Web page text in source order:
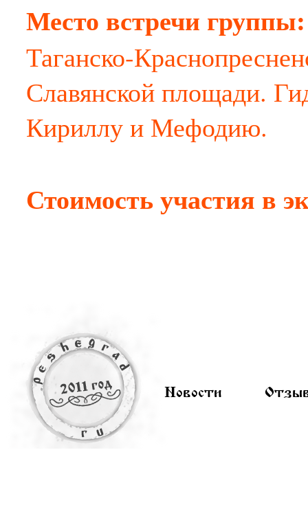
Место встречи
Таганско-
Славянской площади.
Кириллу и Мефодию.
Стоимость участия в
Новости